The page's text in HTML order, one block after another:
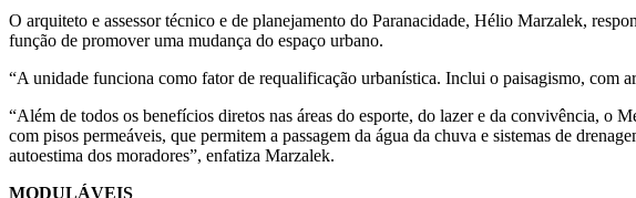
O arquiteto e assessor técnico e de planejamento do Paranacidade, Hélio Marzalek,
função de promover uma mudança do espaço urbano.
“A unidade funciona como fator de requalificação urbanística. Inclui o paisagismo, com
“Além de todos os benefícios diretos nas áreas do esporte, do lazer e da convivência, o
com pisos permeáveis, que permitem a passagem da água da chuva e sistemas de
autoestima dos moradores”, enfatiza Marzalek.
MODULÁVEIS